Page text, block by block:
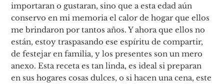
importaran o gustaran, sino que a esta edad aún
conservo en mi memoria el calor de hogar que ellos
me brindaron por tantos años. Y ahora que ellos no
están, estoy traspasando ese espíritu de compartir,
de festejar en familia, y los presentes son un mero
anexo. Esta receta es tan linda, es ideal si preparan
en sus hogares cosas dulces, o si hacen una cena, este